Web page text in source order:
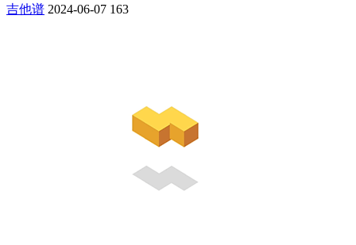
吉他谱 2024-06-07 163